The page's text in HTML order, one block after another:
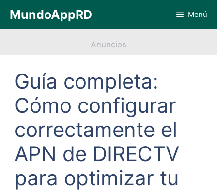
contenido
MundoAppRD Menú
Anuncios
Guía completa:
Cómo configurar
correctamente el
APN de DIRECTV
para optimizar tu